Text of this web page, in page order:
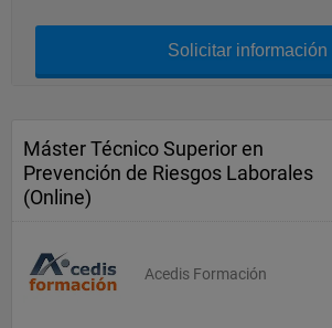
Solicitar información
Máster Técnico Superior en
Prevención de Riesgos Laborales
(Online)
Acedis Formación